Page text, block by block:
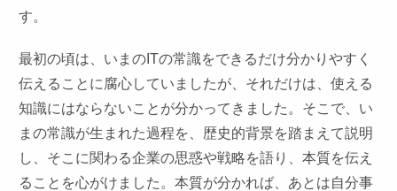
す。
最初の頃は、いまのITの常識をできるだけ分かりやすく
伝えることに腐心していましたが、それだけは、使える
知識にはならないことが分かってきました。そこで、い
まの常識が生まれた過程を、歴史的背景を踏まえて説明
し、そこに関わる企業の思惑や戦略を語り、本質を伝え
ることを心がけました。本質が分かれば、あとは自分事